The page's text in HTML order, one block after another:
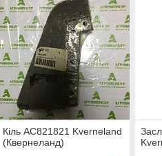
Кіль AC821821 Kverneland
(Квернеланд)